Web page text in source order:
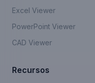
Excel Viewer
PowerPoint Viewer
CAD Viewer
Recursos